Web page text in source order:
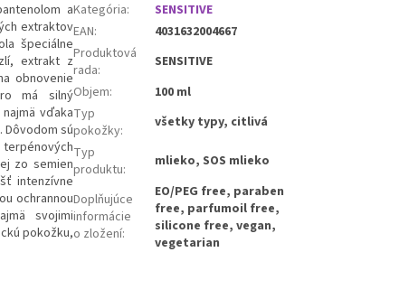
a
extraktov
špeciálne
extrakt z
obnovenie
má silný
vďaka
Dôvodom sú
zo semien
intenzívne
ochrannou
svojimi
pokožku,
Kategória:
SENSITIVE
EAN:
4031632004667
Produktová
rada:
SENSITIVE
Objem:
100 ml
Typ
pokožky:
všetky typy, citlivá
Typ
produktu: mlieko, SOS mlieko
Doplňujúce
informácie
o zložení:
EO/PEG free, paraben
free, parfumoil free,
silicone free, vegan,
vegetarian